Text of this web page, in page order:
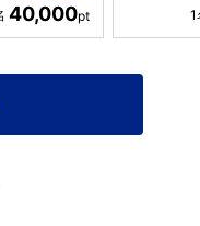
40,000